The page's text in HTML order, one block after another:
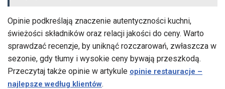
Opinie podkreślają znaczenie autentyczności kuchni,
świeżości składników oraz relacji jakości do ceny. Warto
sprawdzać recenzje, by uniknąć rozczarowań, zwłaszcza w
sezonie, gdy tłumy i wysokie ceny bywają przeszkodą.
Przeczytaj także opinie w artykule opinie restauracje –
najlepsze według klientów.